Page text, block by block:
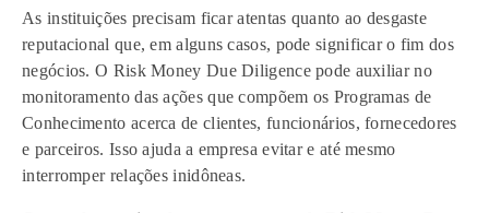
As instituições precisam ficar atentas quanto ao desgaste
reputacional que, em alguns casos, pode significar o fim dos
negócios. O Risk Money Due Diligence pode auxiliar no
monitoramento das ações que compõem os Programas de
Conhecimento acerca de clientes, funcionários, fornecedores
e parceiros. Isso ajuda a empresa evitar e até mesmo
interromper relações inidôneas.